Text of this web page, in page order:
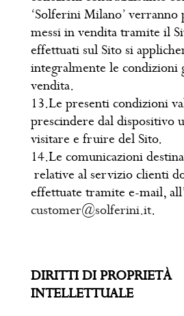
‘Solferini Milano’ verranno
messi in vendita tramite il
effettuati sul Sito si
integralmente le condizioni
vendita.
13.Le presenti condizioni
prescindere dal dispositivo
visitare e fruire del Sito.
14.Le comunicazioni
relative al servizio clienti
effettuate tramite e-mail,
customer@solferini.it.
DIRITTI DI PROPRIETÀ
INTELLETTUALE